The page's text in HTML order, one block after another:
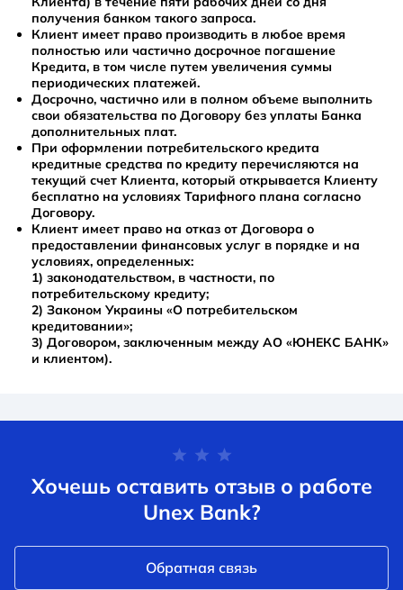
получения банком такого запроса.
Клиент имеет право производить в любое время
полностью или частично досрочное погашение
Кредита, в том числе путем увеличения суммы
периодических платежей.
Досрочно, частично или в полном объеме выполнить
свои обязательства по Договору без уплаты Банка
дополнительных плат.
При оформлении потребительского кредита
кредитные средства по кредиту перечисляются на
текущий счет Клиента, который открывается Клиенту
бесплатно на условиях Тарифного плана согласно
Договору.
Клиент имеет право на отказ от Договора о
предоставлении финансовых услуг в порядке и на
условиях, определенных:
1) законодательством, в частности, по
потребительскому кредиту;
2) Законом Украины «О потребительском
кредитовании»;
3) Договором, заключенным между АО «ЮНЕКС БАНК»
и клиентом).
Хочешь оставить отзыв о работе
Unex Bank?
Обратная связь